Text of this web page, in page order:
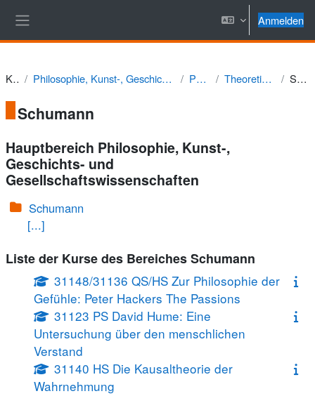
Anmelden
Kurse Philosophie, Kunst-, Geschichts- und Gesellschaftswissenschaften Philosophie Theoretische Philosophie Schumann
Schumann
Hauptbereich Philosophie, Kunst-,
Geschichts- und
Gesellschaftswissenschaften
Schumann
[...]
Liste der Kurse des Bereiches Schumann
31148/31136 QS/HS Zur Philosophie der
Gefühle: Peter Hackers The Passions
31123 PS David Hume: Eine
Untersuchung über den menschlichen
Verstand
31140 HS Die Kausaltheorie der
Wahrnehmung